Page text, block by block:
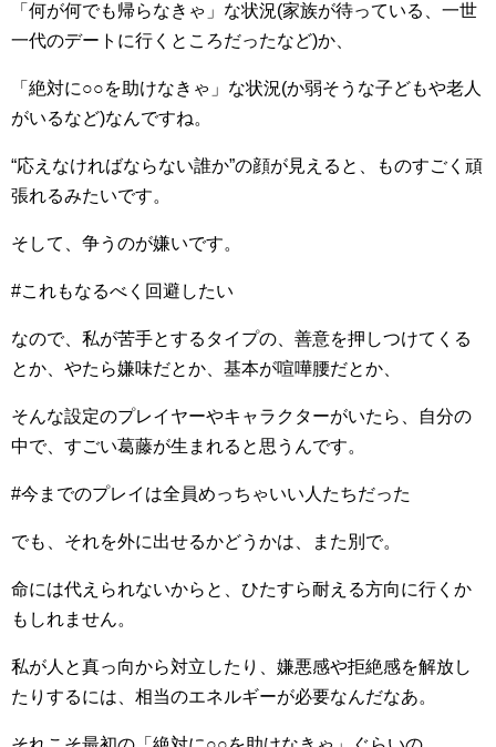
「何が何でも帰らなきゃ」な状況(家族が待っている、一世
一代のデートに行くところだったなど)か、
「絶対に○○を助けなきゃ」な状況(か弱そうな子どもや老人
がいるなど)なんですね。
“応えなければならない誰か”の顔が見えると、ものすごく頑
張れるみたいです。
そして、争うのが嫌いです。
#これもなるべく回避したい
なので、私が苦手とするタイプの、善意を押しつけてくる
とか、やたら嫌味だとか、基本が喧嘩腰だとか、
そんな設定のプレイヤーやキャラクターがいたら、自分の
中で、すごい葛藤が生まれると思うんです。
#今までのプレイは全員めっちゃいい人たちだった
でも、それを外に出せるかどうかは、また別で。
命には代えられないからと、ひたすら耐える方向に行くか
もしれません。
私が人と真っ向から対立したり、嫌悪感や拒絶感を解放し
たりするには、相当のエネルギーが必要なんだなあ。